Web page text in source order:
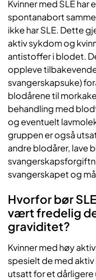
Kvinner med SLE har
spontanabort
ikke har SLE. Dette
aktiv sykdom og
antistoffer i blodet.
oppleve
svangerskapsuke)
blodårene til
behandling med
og eventuelt
gruppen er også
andre blodårer, lave
svangerskapet og
Hvorfor bør
vært fredelig
graviditet?
Kvinner med høy
spesielt de med
utsatt for et dårligere